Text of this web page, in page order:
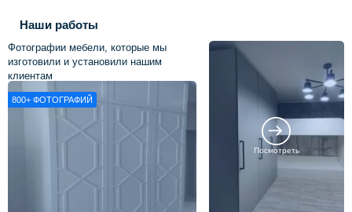
Наши работы
Фотографии мебели, которые мы
изготовили и установили нашим
клиентам
800+ ФОТОГРАФИЙ
Посмотреть